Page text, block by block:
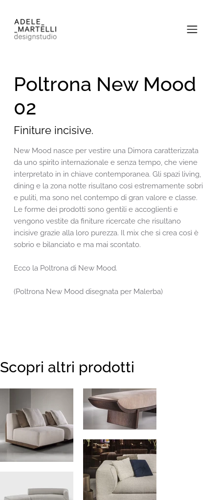
Poltrona New Mood
02
Finiture incisive.
New Mood nasce per vestire una Dimora caratterizzata
da uno spirito internazionale e senza tempo, che viene
interpretato in in chiave contemporanea. Gli spazi living,
dining e la zona notte risultano così estremamente sobri
e puliti, ma sono nel contempo di gran valore e classe.
Le forme dei prodotti sono gentili e accoglienti e
vengono vestite da finiture ricercate che risultano
incisive grazie alla loro purezza. Il mix che si crea così è
sobrio e bilanciato e ma mai scontato.
Ecco la Poltrona di New Mood.
(Poltrona New Mood disegnata per Malerba)
Scopri altri prodotti